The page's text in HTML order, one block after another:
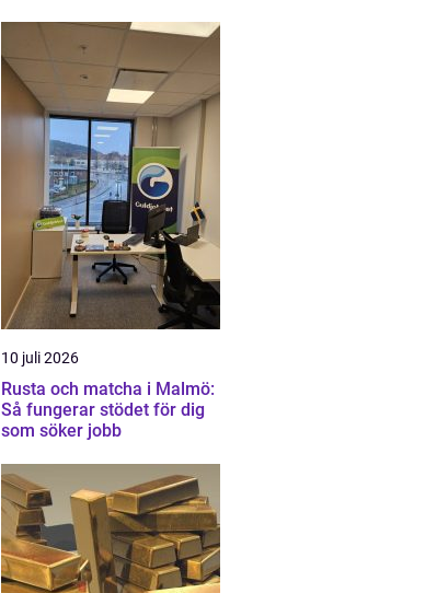
10 juli 2026
Rusta och matcha i Malmö:
Så fungerar stödet för dig
som söker jobb